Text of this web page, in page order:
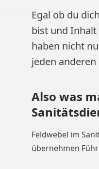
Egal ob du
bist und
haben nicht
jeden anderen
Also was
Feldwebel im
übernehmen